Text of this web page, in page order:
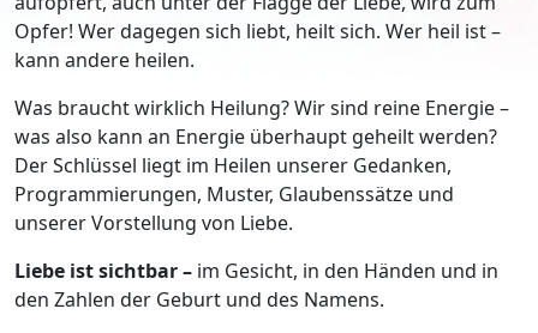
Opfer! Wer dagegen sich liebt, heilt sich. Wer heil ist –
kann andere heilen.
Was braucht wirklich Heilung? Wir sind reine Energie –
was also kann an Energie überhaupt geheilt werden?
Der Schlüssel liegt im Heilen unserer Gedanken,
Programmierungen, Muster, Glaubenssätze und
unserer Vorstellung von Liebe.
Liebe ist sichtbar – im Gesicht, in den Händen und in
den Zahlen der Geburt und des Namens.